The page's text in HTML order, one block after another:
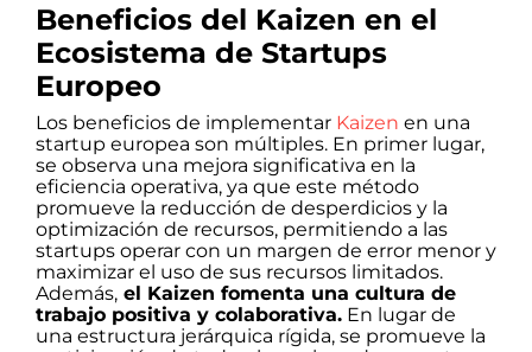
Beneficios del Kaizen en el
Ecosistema de Startups
Europeo
Los beneficios de implementar Kaizen en una
startup europea son múltiples. En primer lugar,
se observa una mejora significativa en la
eficiencia operativa, ya que este método
promueve la reducción de desperdicios y la
optimización de recursos, permitiendo a las
startups operar con un margen de error menor y
maximizar el uso de sus recursos limitados.
Además, el Kaizen fomenta una cultura de
trabajo positiva y colaborativa. En lugar de
una estructura jerárquica rígida, se promueve la